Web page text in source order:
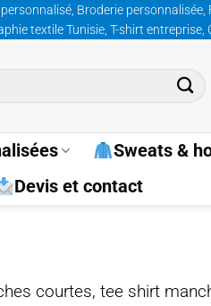
Broderie
textile Tunisie, T-shirt entreprise,
Sweats &
Devis et contact
courtes, tee shirt